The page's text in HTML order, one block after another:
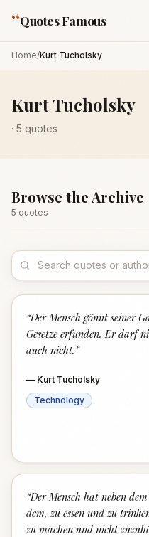
“Quotes Famous
Home/Kurt Tucholsky
Kurt Tucholsky
· 5 quotes
Browse the Archive
5 quotes
“Der Mensch gönnt seiner
Gesetze erfunden. Er darf
auch nicht. ”
— Kurt Tucholsky
Technology
“Der Mensch hat neben
dem, zu essen und zu
zu machen und nicht